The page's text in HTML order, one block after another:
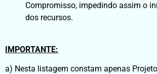
Compromisso, impedindo assim o
dos recursos.
IMPORTANTE:
a) Nesta listagem constam apenas